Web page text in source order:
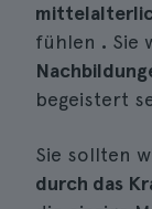
fühlen . Sie
begeistert
Sie sollten
durch das